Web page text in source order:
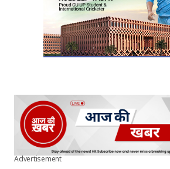
Advertisement